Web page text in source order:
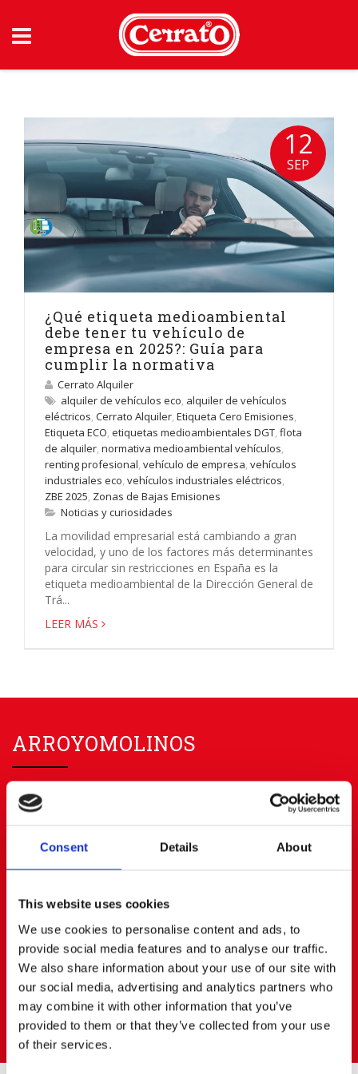
Consent Details About
This website uses cookies
We use cookies to personalise content and ads, to
provide social media features and to analyse our traffic.
We also share information about your use of our site with
our social media, advertising and analytics partners who
may combine it with other information that you’ve
provided to them or that they’ve collected from your use
of their services.
12
SEP
¿Qué etiqueta medioambiental
debe tener tu vehículo de
empresa en 2025?: Guía para
cumplir la normativa
Cerrato Alquiler
alquiler de vehículos eco, alquiler de vehículos
eléctricos, Cerrato Alquiler, Etiqueta Cero Emisiones,
Etiqueta ECO, etiquetas medioambientales DGT, flota
de alquiler, normativa medioambiental vehículos,
renting profesional, vehículo de empresa, vehículos
industriales eco, vehículos industriales eléctricos,
ZBE 2025, Zonas de Bajas Emisiones
Noticias y curiosidades
La movilidad empresarial está cambiando a gran
velocidad, y uno de los factores más determinantes
para circular sin restricciones en España es la
etiqueta medioambiental de la Dirección General de
Trá...
LEER MÁS
ARROYOMOLINOS
91 668 63 40
info@cerratoalquiler.es
Parque Empresarial PARQUE 22
28939 ARROYOMOLINOS (Madrid)
BOADILLA DEL MONTE
91 668 63 40
687472823
boadilla@cerratoalquiler.es
Calle Artesanos Nº 13
Pol. Ind. PRADO DEL ESPINO
28660 BOADILLA DEL MONTE (Madrid)